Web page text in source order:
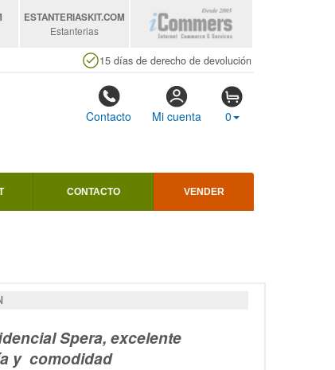
ESTANTERIASKIT.COM
Estanterias
15 días de derecho de devolución
Contacto Mi cuenta 0
CONTACTO VENDER
Spera, excelente
y comodidad